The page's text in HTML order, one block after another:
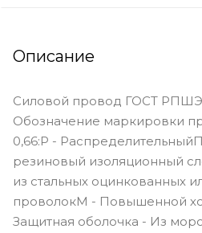
Описание
Силовой провод ГОСТ
Обозначение маркировки
0,66:Р -
резиновый изоляционный
из стальных оцинкованных
проволокМ - Повышенной
Защитная оболочка - Из